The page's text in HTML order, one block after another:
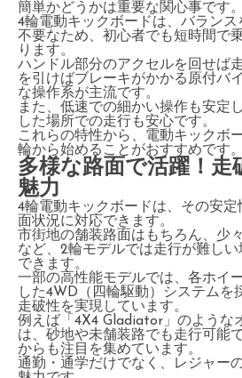
簡単かどうかは重要な関心事です。
4輪電動キックボードは、バラン
不要なため、初心者でも短時間で
ります。
ハンドル部分のアクセルを回せば
を引けばブレーキがかかる原付バ
な操作系が主流です。
また、低速での細かい操作も安定
した場所での走行も安心です。
これらの特性から、電動キックボ
輪から始めることがおすすめです。
多様な路面で活躍！走
魅力
4輪電動キックボードは、その安
面状況に対応できます。
市街地の舗装路面はもちろん、少
など、2輪モデルでは走行が難し
できます。
一部の高性能モデルでは、各ホイ
した4WD（四輪駆動）システムを
走破性を実現しています。
例えば「4X4 Gladiator」のような
は、砂地や未舗装路でも走行可能
からも注目を集めています。
通勤・通学だけでなく、レジャー